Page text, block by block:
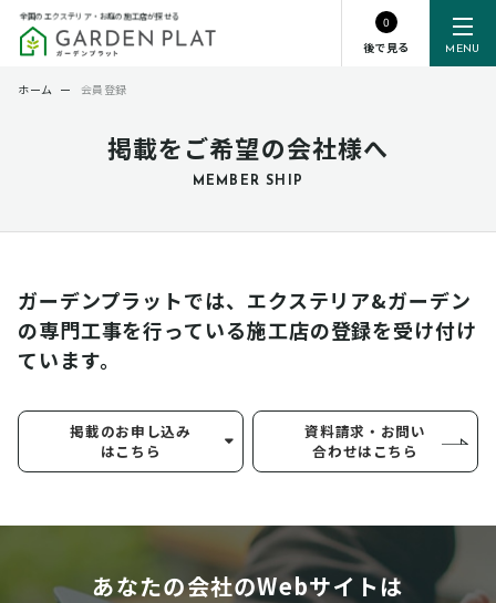
MENU
全国のエクステリア・お庭の施工店が探せる
0
後で見る
掲載をご希望の会社様へ
MEMBER SHIP
ホーム ー 会員登録
ガーデンプラットでは、エクステリア&ガーデン
の専門工事を行っている施工店の登録を受け付け
ています。
掲載のお申し込み
はこちら
資料請求・お問い
合わせはこちら
あなたの会社のWebサイトは